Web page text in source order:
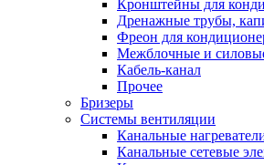
Кронштейны для
Дренажные трубы,
Фреон для
Межблочные и
Кабель-канал
Прочее
Бризеры
Системы вентиляции
Канальные
Канальные сетевые